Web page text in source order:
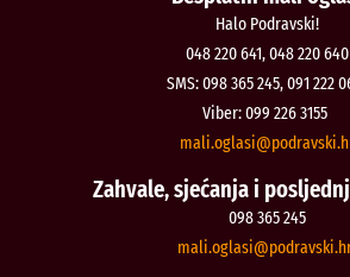
Halo Podravski!
048 220 641, 048 220 640
SMS: 098 365 245, 091 222
Viber: 099 226 3155
@isalgo.ilam
Zahvale, sjećanja i
098 365 245
@isalgo.ilam